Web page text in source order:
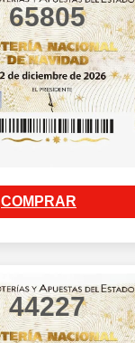
65805
COMPRAR
44227